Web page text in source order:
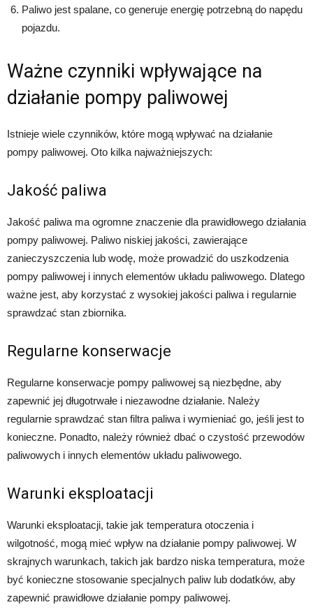
Paliwo jest spalane, co generuje energię potrzebną do napędu
pojazdu.
Ważne czynniki wpływające na
działanie pompy paliwowej
Istnieje wiele czynników, które mogą wpływać na działanie
pompy paliwowej. Oto kilka najważniejszych:
Jakość paliwa
Jakość paliwa ma ogromne znaczenie dla prawidłowego działania
pompy paliwowej. Paliwo niskiej jakości, zawierające
zanieczyszczenia lub wodę, może prowadzić do uszkodzenia
pompy paliwowej i innych elementów układu paliwowego. Dlatego
ważne jest, aby korzystać z wysokiej jakości paliwa i regularnie
sprawdzać stan zbiornika.
Regularne konserwacje
Regularne konserwacje pompy paliwowej są niezbędne, aby
zapewnić jej długotrwałe i niezawodne działanie. Należy
regularnie sprawdzać stan filtra paliwa i wymieniać go, jeśli jest to
konieczne. Ponadto, należy również dbać o czystość przewodów
paliwowych i innych elementów układu paliwowego.
Warunki eksploatacji
Warunki eksploatacji, takie jak temperatura otoczenia i
wilgotność, mogą mieć wpływ na działanie pompy paliwowej. W
skrajnych warunkach, takich jak bardzo niska temperatura, może
być konieczne stosowanie specjalnych paliw lub dodatków, aby
zapewnić prawidłowe działanie pompy paliwowej.